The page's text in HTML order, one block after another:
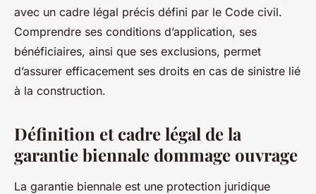
avec un cadre légal précis défini par le Code civil.
Comprendre ses conditions d’application, ses
bénéficiaires, ainsi que ses exclusions, permet
d’assurer efficacement ses droits en cas de sinistre lié
à la construction.
Définition et cadre légal de la
garantie biennale dommage ouvrage
La garantie biennale est une protection juridique